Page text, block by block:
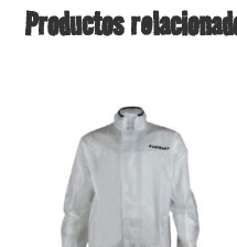
Productos